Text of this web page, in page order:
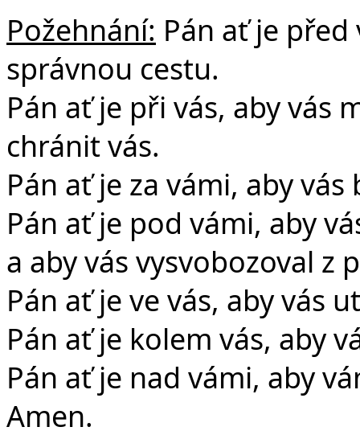
Požehnání: Pán ať je
správnou cestu.
Pán ať je při vás, aby vás
chránit vás.
Pán ať je za vámi, aby
Pán ať je pod vámi, aby
a aby vás vysvobozoval z
Pán ať je ve vás, aby vás
Pán ať je kolem vás, aby
Pán ať je nad vámi, aby
Amen.